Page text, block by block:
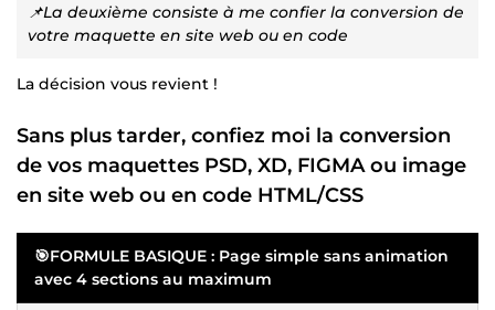
📌La deuxième consiste à me confier la conversion de
votre maquette en site web ou en code
La décision vous revient !
Sans plus tarder, confiez moi la conversion
de vos maquettes PSD, XD, FIGMA ou image
en site web ou en code HTML/CSS
🎯FORMULE BASIQUE : Page simple sans animation
avec 4 sections au maximum